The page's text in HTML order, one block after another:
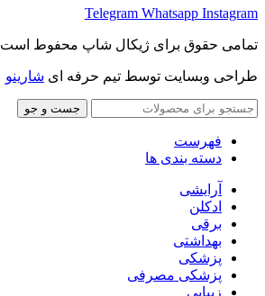
Telegram Whatsapp Instagram
تمامی حقوق برای ژیکال شاپ محفوط است
طراحی وبسایت توسط تیم حرفه ای شارینو
جست و جو
فهرست
دسته بندی ها
آرایشی
ادکلن
برقی
بهداشتی
پزشکی
پزشکی مصرفی
زیبایی